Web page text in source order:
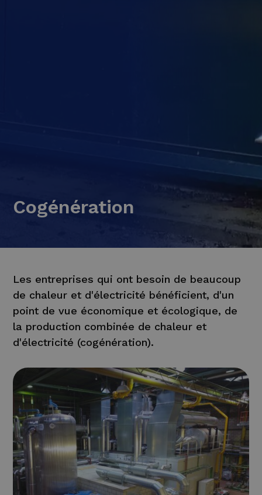
Cogénération
Les entreprises qui ont besoin de beaucoup
de chaleur et d'électricité bénéficient, d'un
point de vue économique et écologique, de
la production combinée de chaleur et
d'électricité (cogénération).